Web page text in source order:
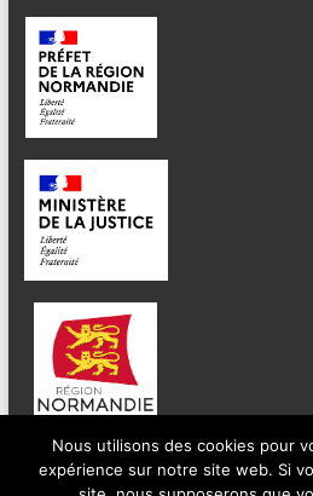
Nous utilisons des cookies pour
expérience sur notre site web. Si